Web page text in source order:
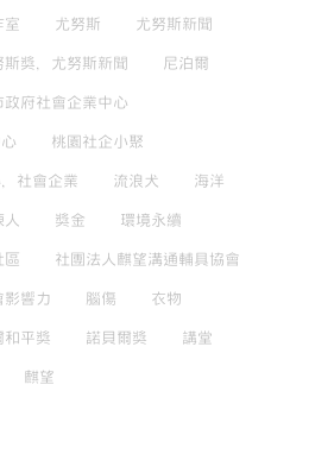
室 尤努斯 尤努斯新聞
斯獎，尤努斯新聞 尼泊爾
政府社會企業中心
桃園社企小聚
社會企業 流浪犬 海洋
獎金 環境永續
區 社團法人麒望溝通輔具協會
影響力 腦傷 衣物
和平獎 諾貝爾獎 講堂
麒望